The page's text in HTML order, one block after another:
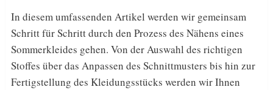
In diesem umfassenden Artikel werden wir gemeinsam
Schritt für Schritt durch den Prozess des Nähens eines
Sommerkleides gehen. Von der Auswahl des richtigen
Stoffes über das Anpassen des Schnittmusters bis hin zur
Fertigstellung des Kleidungsstücks werden wir Ihnen